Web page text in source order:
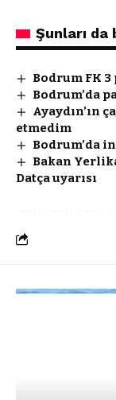
Şunları da
Bodrum FK 3
Bodrum’da
Ayaydın’ın
etmedim
Bodrum’da
Bakan
Datça uyarısı